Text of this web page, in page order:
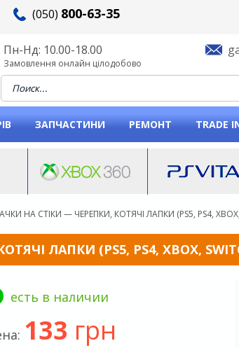
(050) 800-63-35
Пн-Нд: 10.00-18.00
Замовлення онлайн цілодобово
When autocomplete results are available
ЗАПЧАСТИНИ РЕМОНТ TRADE
НА СТІКИ — ЧЕРЕПКИ, КОТЯЧІ ЛАПКИ (PS5, PS4, XBOX,
ЛАПКИ (PS5, PS4, XBOX,
есть в наличии
133 грн